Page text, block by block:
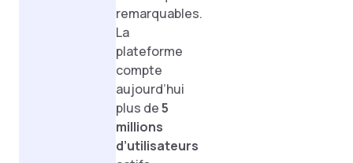
remarquables.
La
plateforme
compte
aujourd’hui
plus de5
millions
d’utilisateurs